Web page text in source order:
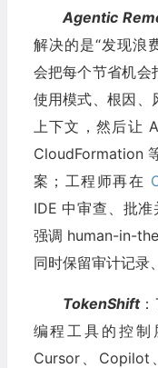
Agentic
解决的是“发现浪
会把每个节省机会
使用模式、根因、
上下文，然后让
CloudFormation
案；工程师再在
IDE 中审查、批
强调 human-in-
同时保留审计记录
TokenShift
编程工具的控制
Cursor、Copilot